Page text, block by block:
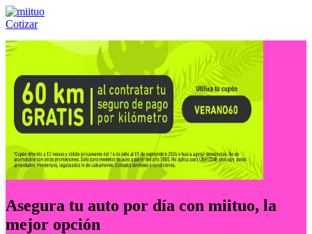
Cotizar
Llámanos al:(55) 84-21-05-00 ó
Asegura tu auto por día con miituo, la
mejor opción